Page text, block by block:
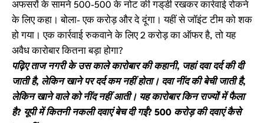
अफसरों के सामने 500-500 के नोट की गड्‌डी रखकर कार्रवाई रोकने
के लिए कहा। बोला- एक करोड़ और दे दूंगा। यहीं से जॉइंट टीम को शक
हो गया। एक कार्रवाई रुकवाने के लिए 2 करोड़ का ऑफर है, तो यह
अवैध कारोबार कितना बड़ा होगा?
पढ़िए ताज नगरी के उस काले कारोबार की कहानी, जहां दवा दर्द की दी
जाती है, लेकिन खाने पर दर्द कम नहीं होता। दवा नींद की बेची जाती है,
लेकिन खाने वाले को नींद नहीं आती। यह कारोबार किन राज्यों में फैला
है? यूपी में कितनी नकली दवाएं बेच दी गईं? 500 करोड़ की दवाएं कैसे